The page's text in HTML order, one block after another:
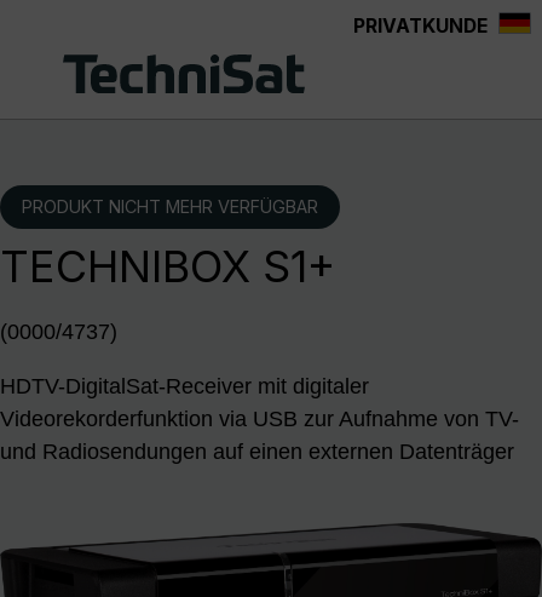
PRIVATKUNDE
PRODUKT NICHT MEHR VERFÜGBAR
TECHNIBOX S1+
(0000/4737)
HDTV-DigitalSat-Receiver mit digitaler
Videorekorderfunktion via USB zur Aufnahme von TV-
und Radiosendungen auf einen externen Datenträger